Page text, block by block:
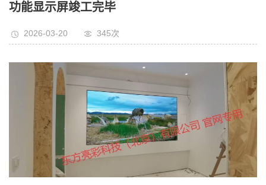
功能显示屏竣工完毕
2026-03-20 345次